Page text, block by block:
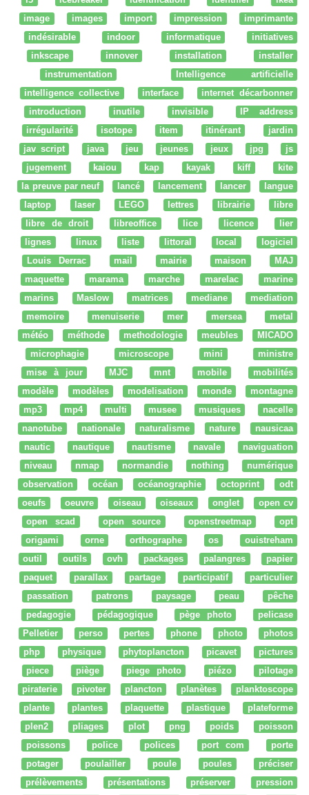
image
images import impression
imprimante
indésirable
indoor informatique
initiatives
inkscape
innover installation
installer
instrumentation
Intelligence artificielle
intelligence collective
interface
internet décarbonner
introduction
inutile invisible
IP address
irrégularité
isotope item itinérant
jardin
jav script
java jeu jeunes jeux jpg
js
jugement
kaiou kap kayak kiff
kite
la preuve par neuf
lancé lancement lancer
langue
laptop
laser LEGO lettres librairie
libre
libre de droit
libreoffice lice licence
lier
lignes
linux liste littoral local
logiciel
Louis Derrac
mail mairie maison
MAJ
maquette
marama marche marelac
marine
marins
Maslow matrices mediane
mediation
memoire
menuiserie mer mersea
metal
météo
méthode methodologie meubles
MICADO
microphagie
microscope mini
ministre
mise à jour
MJC mnt mobile
mobilités
modèle
modèles modelisation monde
montagne
mp3
mp4 multi musee musiques
nacelle
nanotube
nationale naturalisme nature
nausicaa
nautic
nautique nautisme navale
naviguation
niveau
nmap normandie nothing
numérique
observation
océan océanographie octoprint
odt
oeufs
oeuvre oiseau oiseaux onglet
open cv
open scad
open source openstreetmap
opt
origami
orne orthographe os
ouistreham
outil
outils ovh packages palangres
papier
paquet
parallax partage participatif
particulier
passation
patrons paysage peau
pêche
pedagogie
pédagogique pège photo
pelicase
Pelletier
perso pertes phone photo
photos
php
physique phytoplancton picavet
pictures
piece
piège piege photo piézo
pilotage
piraterie
pivoter plancton planètes
planktoscope
plante
plantes plaquette plastique
plateforme
plen2
pliages plot png poids
poisson
poissons
police polices port com
porte
potager
poulailler poule poules
préciser
prélèvements
présentations préserver
pression